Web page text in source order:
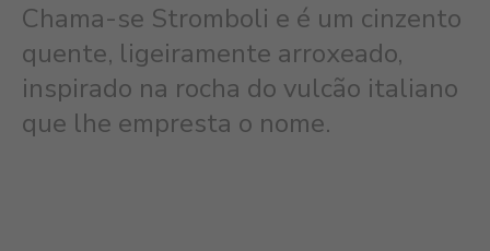
Chama-se Stromboli e é um cinzento
quente, ligeiramente arroxeado,
inspirado na rocha do vulcão italiano
que lhe empresta o nome.